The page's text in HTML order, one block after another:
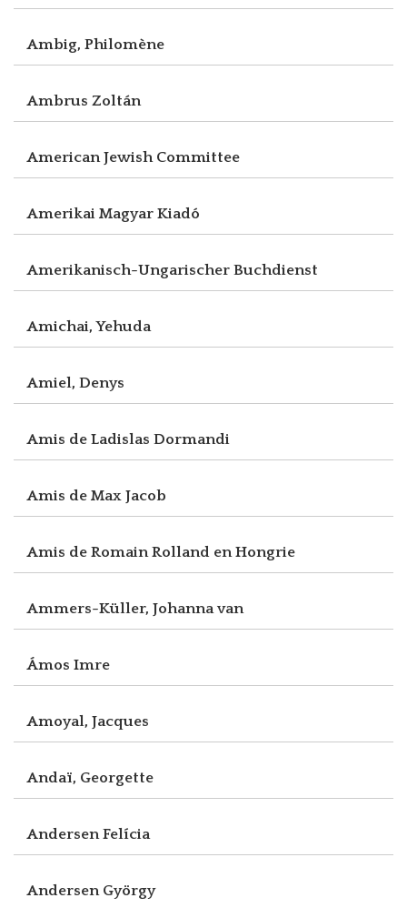
Ambig, Philomène
Ambrus Zoltán
American Jewish Committee
Amerikai Magyar Kiadó
Amerikanisch-Ungarischer Buchdienst
Amichai, Yehuda
Amiel, Denys
Amis de Ladislas Dormandi
Amis de Max Jacob
Amis de Romain Rolland en Hongrie
Ammers-Küller, Johanna van
Ámos Imre
Amoyal, Jacques
Andaï, Georgette
Andersen Felícia
Andersen György